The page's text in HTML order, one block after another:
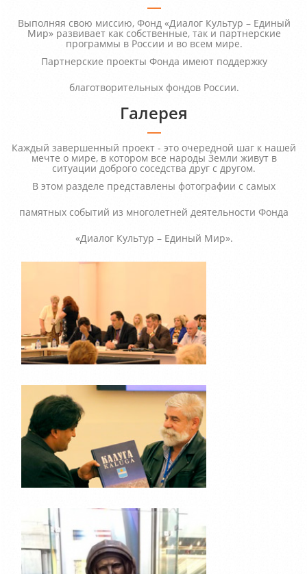
Выполняя свою миссию, Фонд «Диалог Культур – Единый
Мир» развивает как собственные, так и партнерские
программы в России и во всем мире.
Партнерские проекты Фонда имеют поддержку
благотворительных фондов России.
Галерея
Каждый завершенный проект - это очередной шаг к нашей
мечте о мире, в котором все народы Земли живут в
ситуации доброго соседства друг с другом.
В этом разделе представлены фотографии с самых
памятных событий из многолетней деятельности Фонда
«Диалог Культур – Единый Мир».